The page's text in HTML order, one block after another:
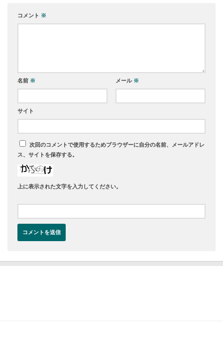
コメント ※
名前 ※ メール ※
サイト
次回のコメントで使用するためブラウザーに自分の名前、メールアドレ
ス、サイトを保存する。
上に表示された文字を入力してください。